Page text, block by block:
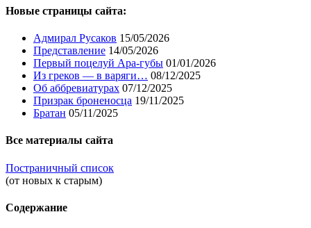
Новые страницы сайта:
Адмирал Русаков 15/05/2026
Представление 14/05/2026
Первый поцелуй Ара-губы 01/01/2026
Из греков — в варяги… 08/12/2025
Об аббревиатурах 07/12/2025
Призрак броненосца 19/11/2025
Братан 05/11/2025
Все материалы сайта
Постраничный список
(от новых к старым)
Содержание